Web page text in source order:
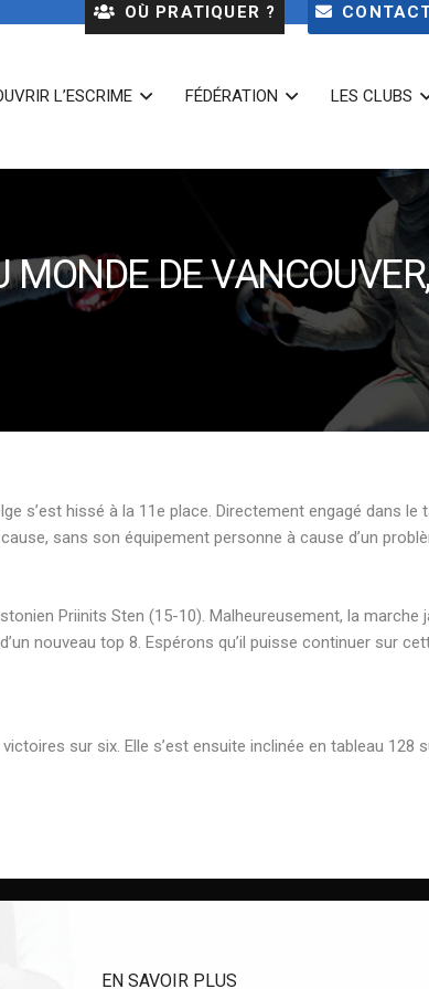
OÙ PRATIQUER ?
L’ESCRIME FÉDÉRATION LES CLUBS
MONDE DE
s’est hissé à la 11e place. Directement engagé dans le
sans son équipement personne à cause d’un
Priinits Sten (15-10). Malheureusement, la marche
nouveau top 8. Espérons qu’il puisse continuer sur
sur six. Elle s’est ensuite inclinée en tableau
EN SAVOIR PLUS